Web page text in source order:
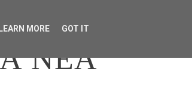
ΝΕΑ
LEARN MORE GOT IT